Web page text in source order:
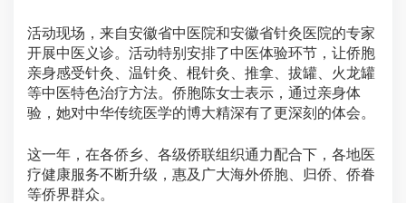
活动现场，来自安徽省中医院和安徽省针灸医院的专家
开展中医义诊。活动特别安排了中医体验环节，让侨胞
亲身感受针灸、温针灸、棍针灸、推拿、拔罐、火龙罐
等中医特色治疗方法。侨胞陈女士表示，通过亲身体
验，她对中华传统医学的博大精深有了更深刻的体会。
这一年，在各侨乡、各级侨联组织通力配合下，各地医
疗健康服务不断升级，惠及广大海外侨胞、归侨、侨眷
等侨界群众。